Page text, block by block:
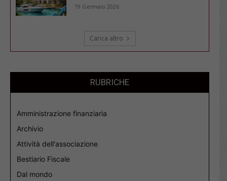
19 Gennaio 2026
Carica altro
RUBRICHE
Amministrazione finanziaria
Archivio
Attività dell'associazione
Bestiario Fiscale
Dal mondo